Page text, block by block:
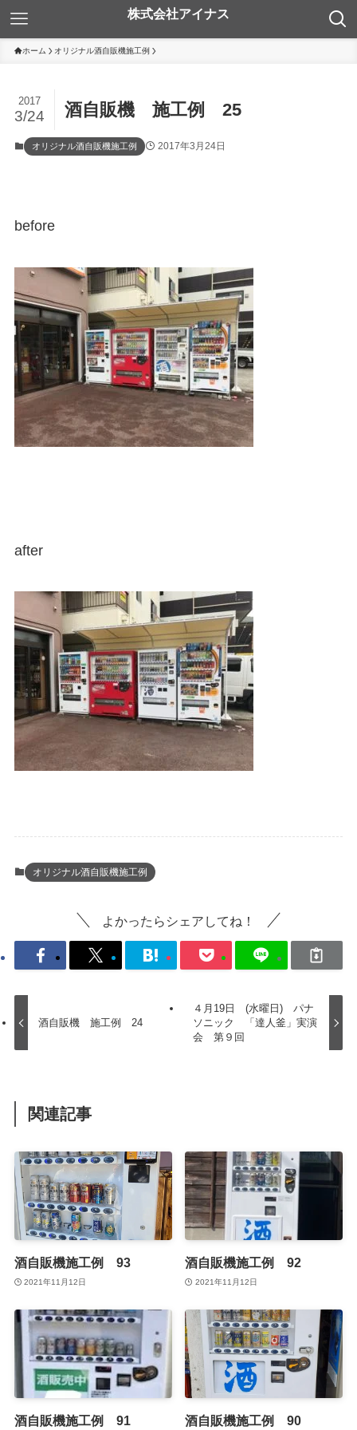
ホーム オリジナル酒自販機施工例
酒自販機 施工例 25
2017
3/24
オリジナル酒自販機施工例 2017年3月24日
before
after
オリジナル酒自販機施工例
よかったらシェアしてね！
酒自販機 施工例 24
４月19日 (水曜日) パナ
ソニック 「達人釜」実演
会 第９回
関連記事
酒自販機施工例 93
2021年11月12日
酒自販機施工例 92
2021年11月12日
酒自販機施工例 91 酒自販機施工例 90